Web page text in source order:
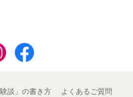
談」の書き方
よくあるご質問